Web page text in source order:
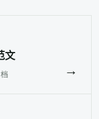
文
→